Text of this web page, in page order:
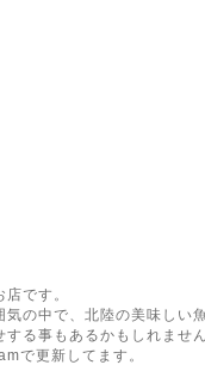
です。
気の中で、北陸の美味しい
る事もあるかもしれませ
で更新してます。